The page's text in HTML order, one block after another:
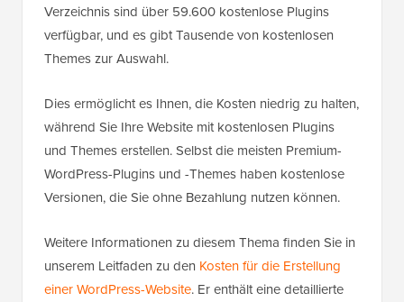
Verzeichnis sind über 59.600 kostenlose Plugins
verfügbar, und es gibt Tausende von kostenlosen
Themes zur Auswahl.
Dies ermöglicht es Ihnen, die Kosten niedrig zu halten,
während Sie Ihre Website mit kostenlosen Plugins
und Themes erstellen. Selbst die meisten Premium-
WordPress-Plugins und -Themes haben kostenlose
Versionen, die Sie ohne Bezahlung nutzen können.
Weitere Informationen zu diesem Thema finden Sie in
unserem Leitfaden zu den Kosten für die Erstellung
einer WordPress-Website. Er enthält eine detaillierte